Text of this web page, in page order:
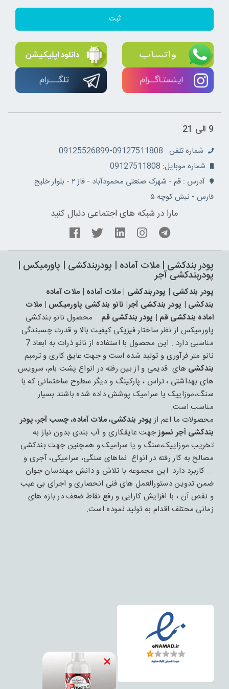
×
ثبت
9 الی 21
شماره تلفن : 09127511808-09125526899
شماره موبایل: 09127511808
آدرس : قم - شهرک صنعتی محمودآباد - فاز ۲ - بلوار خلیج
فارس - نبش کوچه ۵
مارا در شبکه های اجتماعی دنبال کنید
پودر بندکشی | ملات آماده | پودربندکشی | پاورمیکس |
پودربندکشی آجر
پودر بندکشی | پودربندکشی | ملات آماده | ملات آماده
بندکشی | پودر بندکشی آجر| نانو بندکشی پاورمیکس | ملات
اماده بندکشی قم | پودر بندکشی قم
محصول نانو بندکشی
پاورمیکس از نظر ساختار فیزیکی کیفیت بالا و قدرت چسبندگی
مناسبی دارد . این محصول با استفاده از نانو ذرات به ابعاد 7
نانو متر فرآوری و تولید شده است و جهت عایق کاری و ترمیم
بندکشی های قدیمی و از بین رفته در انواع پشت بام، سرویس
های بهداشتی ، تراس ، پارکینگ و دیگر سطوح ساختمانی که با
سنگ،موزاییک یا سرامیک پوشش داده شده باشند بسیار
مناسب است.
محصولات ما اعم ازپودر بندکشی، ملات آماده، چسب آجر، پودر
بندکشی آجر نسوزجهت عایقکاری و آب بندی بدون نیاز به
تخریب موزاییک،سنگ و یا سرامیک و همچنین جهت بندکشی
مصالح به کار رفته در انواع نماهای سنگی، سرامیکی، آجری و
... کاربرد دارد. این مجموعه با تلاش و دانش مهندسان جوان
ضمن تدوین دستورالعمل های فنی انحصاری و اجرای بی عیب
و نقص آن ، با افزایش کارایی و رفع نقاط ضعف در بازه های
زمانی محتلف اقدام به تولید نموده است.